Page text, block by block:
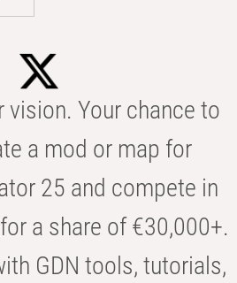
vision. Your chance to
a mod or map for
25 and compete in
a share of €30,000+.
GDN tools, tutorials,